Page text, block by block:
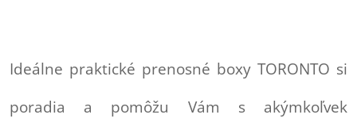
Ideálne praktické prenosné boxy TORONTO si
poradia a pomôžu Vám s akýmkoľvek